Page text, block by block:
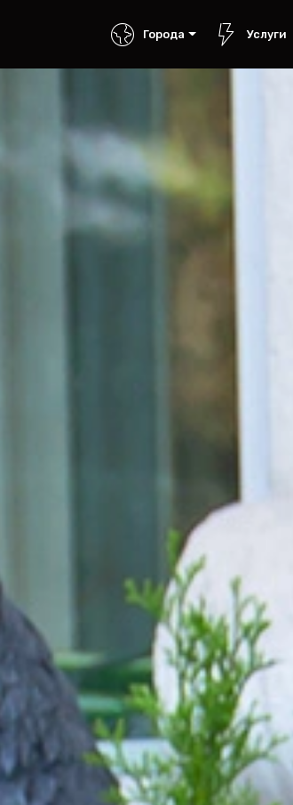
Города Услуги